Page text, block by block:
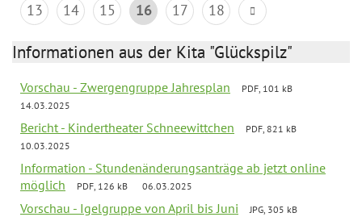
13
14 15 16 17 18
Informationen aus der Kita "Glückspilz"
Vorschau - Zwergengruppe Jahresplan
PDF, 101 kB
14.03.2025
Bericht - Kindertheater Schneewittchen
PDF, 821 kB
10.03.2025
Information - Stundenänderungsanträge ab jetzt online
möglich
PDF, 126 kB 06.03.2025
Vorschau - Igelgruppe von April bis Juni
JPG, 305 kB